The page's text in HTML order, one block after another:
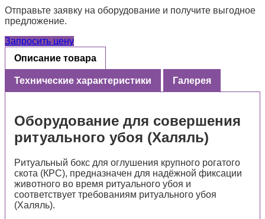
Отправьте заявку на оборудование и получите выгодное
предложение.
Запросить цену
Описание товара
Технические характеристики Галерея
Оборудование для совершения
ритуального убоя (Халяль)
Ритуальный бокс для оглушения крупного рогатого
скота (КРС), предназначен для надёжной фиксации
животного во время ритуального убоя и
соответствует требованиям ритуального убоя
(Халяль).